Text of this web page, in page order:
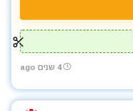
4 שנים ago